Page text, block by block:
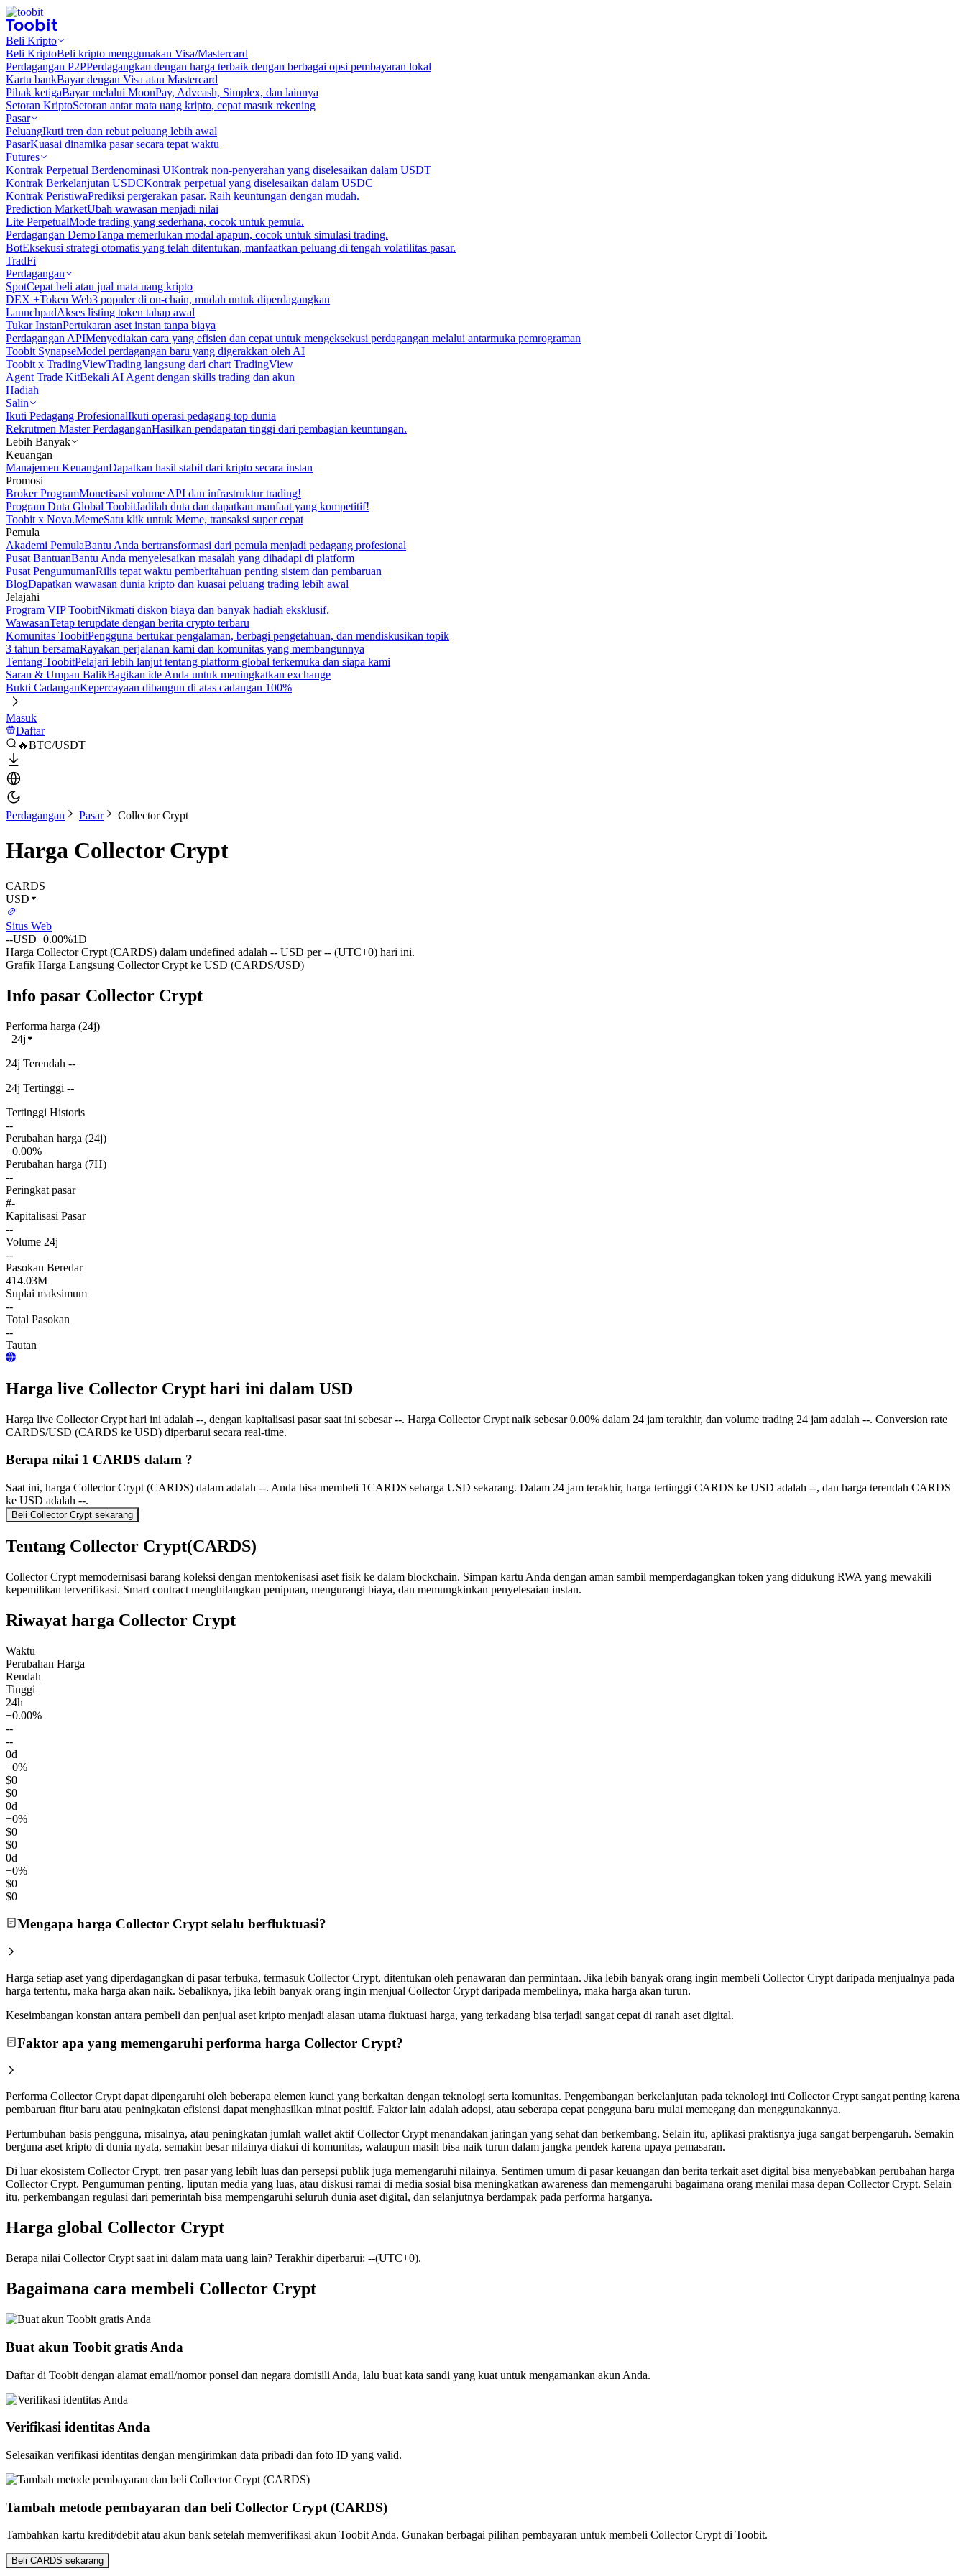
Beli Kripto
Beli KriptoBeli kripto menggunakan Visa/Mastercard
Perdagangan P2PPerdagangkan dengan harga terbaik dengan berbagai opsi pembayaran lokal
Kartu bankBayar dengan Visa atau Mastercard
Pihak ketigaBayar melalui MoonPay, Advcash, Simplex, dan lainnya
Setoran KriptoSetoran antar mata uang kripto, cepat masuk rekening
Pasar
PeluangIkuti tren dan rebut peluang lebih awal
PasarKuasai dinamika pasar secara tepat waktu
Futures
Kontrak Perpetual Berdenominasi UKontrak non-penyerahan yang diselesaikan dalam USDT
Kontrak Berkelanjutan USDCKontrak perpetual yang diselesaikan dalam USDC
Kontrak PeristiwaPrediksi pergerakan pasar. Raih keuntungan dengan mudah.
Prediction MarketUbah wawasan menjadi nilai
Lite PerpetualMode trading yang sederhana, cocok untuk pemula.
Perdagangan DemoTanpa memerlukan modal apapun, cocok untuk simulasi trading.
BotEksekusi strategi otomatis yang telah ditentukan, manfaatkan peluang di tengah volatilitas pasar.
TradFi
Perdagangan
SpotCepat beli atau jual mata uang kripto
DEX +Token Web3 populer di on-chain, mudah untuk diperdagangkan
LaunchpadAkses listing token tahap awal
Tukar InstanPertukaran aset instan tanpa biaya
Perdagangan APIMenyediakan cara yang efisien dan cepat untuk mengeksekusi perdagangan melalui antarmuka pemrograman
Toobit SynapseModel perdagangan baru yang digerakkan oleh AI
Toobit x TradingViewTrading langsung dari chart TradingView
Agent Trade KitBekali AI Agent dengan skills trading dan akun
Hadiah
Salin
Ikuti Pedagang ProfesionalIkuti operasi pedagang top dunia
Rekrutmen Master PerdaganganHasilkan pendapatan tinggi dari pembagian keuntungan.
Lebih Banyak
Keuangan
Manajemen KeuanganDapatkan hasil stabil dari kripto secara instan
Promosi
Broker ProgramMonetisasi volume API dan infrastruktur trading!
Program Duta Global ToobitJadilah duta dan dapatkan manfaat yang kompetitif!
Toobit x Nova.MemeSatu klik untuk Meme, transaksi super cepat
Pemula
Akademi PemulaBantu Anda bertransformasi dari pemula menjadi pedagang profesional
Pusat BantuanBantu Anda menyelesaikan masalah yang dihadapi di platform
Pusat PengumumanRilis tepat waktu pemberitahuan penting sistem dan pembaruan
BlogDapatkan wawasan dunia kripto dan kuasai peluang trading lebih awal
Jelajahi
Program VIP ToobitNikmati diskon biaya dan banyak hadiah eksklusif.
WawasanTetap terupdate dengan berita crypto terbaru
Komunitas ToobitPengguna bertukar pengalaman, berbagi pengetahuan, dan mendiskusikan topik
3 tahun bersamaRayakan perjalanan kami dan komunitas yang membangunnya
Tentang ToobitPelajari lebih lanjut tentang platform global terkemuka dan siapa kami
Saran & Umpan BalikBagikan ide Anda untuk meningkatkan exchange
Bukti CadanganKepercayaan dibangun di atas cadangan 100%
Masuk
Daftar
🔥BTC/USDT
Perdagangan Pasar Collector Crypt
Harga Collector Crypt
CARDS
USD
Situs Web
--USD+0.00%1D
Harga Collector Crypt (CARDS) dalam undefined adalah -- USD per -- (UTC+0) hari ini.
Grafik Harga Langsung Collector Crypt ke USD (CARDS/USD)
Info pasar Collector Crypt
Performa harga (24j)
24j
24j Terendah --
24j Tertinggi --
Tertinggi Historis
--
Perubahan harga (24j)
+0.00%
Perubahan harga (7H)
--
Peringkat pasar
#-
Kapitalisasi Pasar
--
Volume 24j
--
Pasokan Beredar
414.03M
Suplai maksimum
--
Total Pasokan
--
Tautan
Harga live Collector Crypt hari ini dalam USD
Harga live Collector Crypt hari ini adalah --, dengan kapitalisasi pasar saat ini sebesar --. Harga Collector Crypt naik sebesar 0.00% dalam 24 jam terakhir, dan volume trading 24 jam adalah --. Conversion rate
CARDS/USD (CARDS ke USD) diperbarui secara real-time.
Berapa nilai 1 CARDS dalam ?
Saat ini, harga Collector Crypt (CARDS) dalam adalah --. Anda bisa membeli 1CARDS seharga USD sekarang. Dalam 24 jam terakhir, harga tertinggi CARDS ke USD adalah --, dan harga terendah CARDS
ke USD adalah --.
Beli Collector Crypt sekarang
Tentang Collector Crypt(CARDS)
Collector Crypt memodernisasi barang koleksi dengan mentokenisasi aset fisik ke dalam blockchain. Simpan kartu Anda dengan aman sambil memperdagangkan token yang didukung RWA yang mewakili
kepemilikan terverifikasi. Smart contract menghilangkan penipuan, mengurangi biaya, dan memungkinkan penyelesaian instan.
Riwayat harga Collector Crypt
Waktu
Perubahan Harga
Rendah
Tinggi
24h
+0.00%
--
--
0d
+0%
$0
$0
0d
+0%
$0
$0
0d
+0%
$0
$0
Mengapa harga Collector Crypt selalu berfluktuasi?
Harga setiap aset yang diperdagangkan di pasar terbuka, termasuk Collector Crypt, ditentukan oleh penawaran dan permintaan. Jika lebih banyak orang ingin membeli Collector Crypt daripada menjualnya pada
harga tertentu, maka harga akan naik. Sebaliknya, jika lebih banyak orang ingin menjual Collector Crypt daripada membelinya, maka harga akan turun.
Keseimbangan konstan antara pembeli dan penjual aset kripto menjadi alasan utama fluktuasi harga, yang terkadang bisa terjadi sangat cepat di ranah aset digital.
Faktor apa yang memengaruhi performa harga Collector Crypt?
Performa Collector Crypt dapat dipengaruhi oleh beberapa elemen kunci yang berkaitan dengan teknologi serta komunitas. Pengembangan berkelanjutan pada teknologi inti Collector Crypt sangat penting karena
pembaruan fitur baru atau peningkatan efisiensi dapat menghasilkan minat positif. Faktor lain adalah adopsi, atau seberapa cepat pengguna baru mulai memegang dan menggunakannya.
Pertumbuhan basis pengguna, misalnya, atau peningkatan jumlah wallet aktif Collector Crypt menandakan jaringan yang sehat dan berkembang. Selain itu, aplikasi praktisnya juga sangat berpengaruh. Semakin
berguna aset kripto di dunia nyata, semakin besar nilainya diakui di komunitas, walaupun masih bisa naik turun dalam jangka pendek karena upaya pemasaran.
Di luar ekosistem Collector Crypt, tren pasar yang lebih luas dan persepsi publik juga memengaruhi nilainya. Sentimen umum di pasar keuangan dan berita terkait aset digital bisa menyebabkan perubahan harga
Collector Crypt. Pengumuman penting, liputan media yang luas, atau diskusi ramai di media sosial bisa meningkatkan awareness dan memengaruhi bagaimana orang menilai masa depan Collector Crypt. Selain
itu, perkembangan regulasi dari pemerintah bisa mempengaruhi seluruh dunia aset digital, dan selanjutnya berdampak pada performa harganya.
Harga global Collector Crypt
Berapa nilai Collector Crypt saat ini dalam mata uang lain? Terakhir diperbarui: --(UTC+0).
Bagaimana cara membeli Collector Crypt
Buat akun Toobit gratis Anda
Daftar di Toobit dengan alamat email/nomor ponsel dan negara domisili Anda, lalu buat kata sandi yang kuat untuk mengamankan akun Anda.
Verifikasi identitas Anda
Selesaikan verifikasi identitas dengan mengirimkan data pribadi dan foto ID yang valid.
Tambah metode pembayaran dan beli Collector Crypt (CARDS)
Tambahkan kartu kredit/debit atau akun bank setelah memverifikasi akun Toobit Anda. Gunakan berbagai pilihan pembayaran untuk membeli Collector Crypt di Toobit.
Beli CARDS sekarang